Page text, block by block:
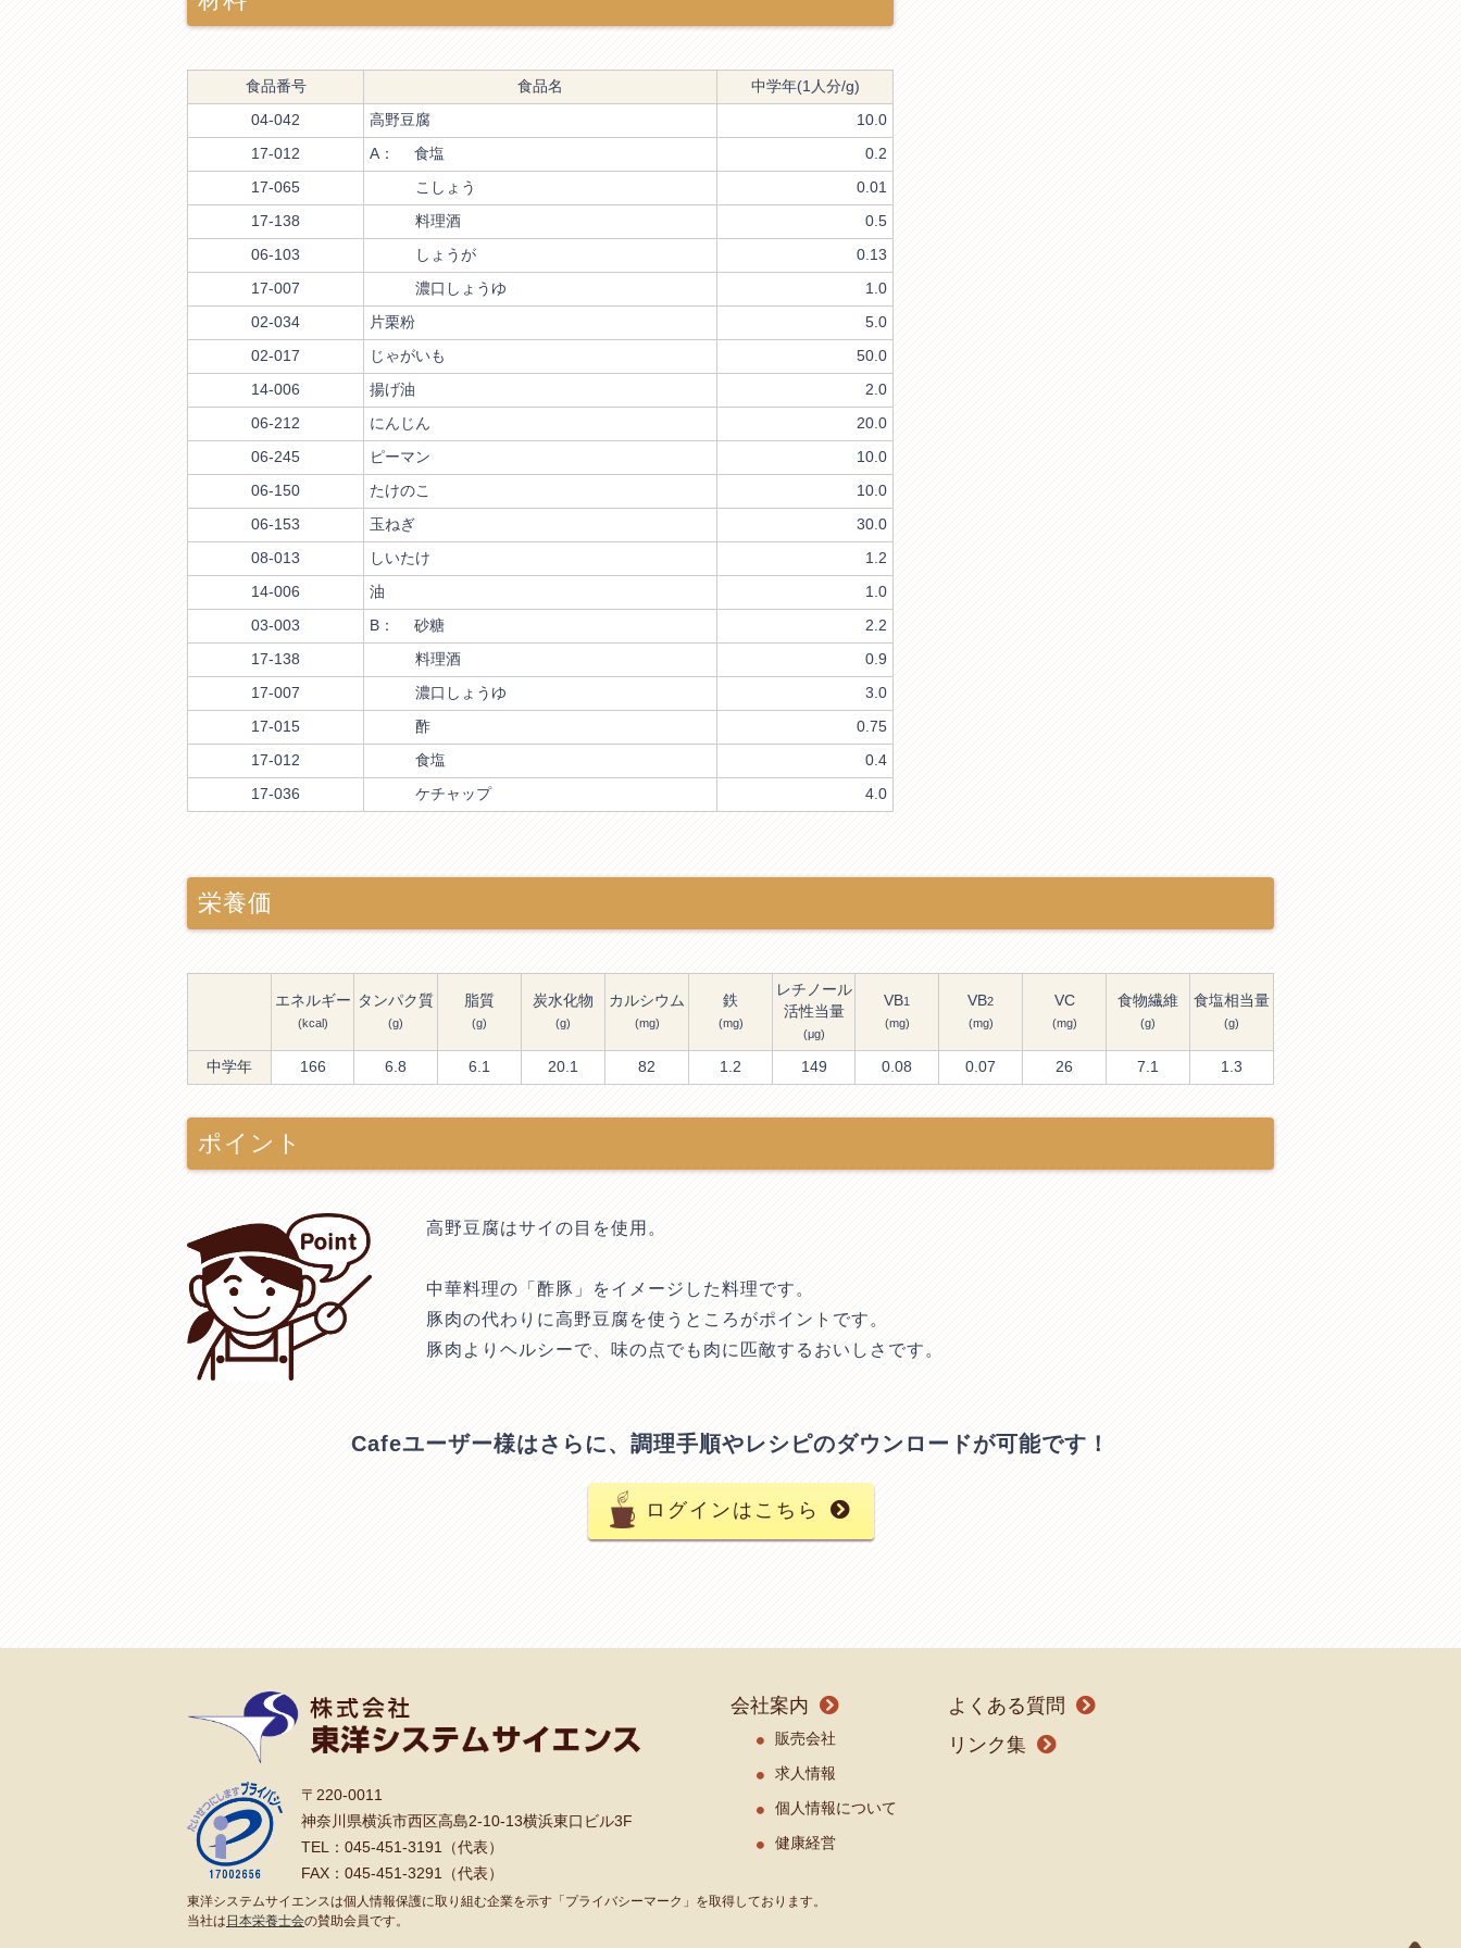
食品番号 食品名 中学年(1人分/g)
04-042 高野豆腐 10.0
17-012 A： 食塩 0.2
17-065 こしょう 0.01
17-138 料理酒 0.5
06-103 しょうが 0.13
17-007 濃口しょうゆ 1.0
02-034 片栗粉 5.0
02-017 じゃがいも 50.0
14-006 揚げ油 2.0
06-212 にんじん 20.0
06-245 ピーマン 10.0
06-150 たけのこ 10.0
06-153 玉ねぎ 30.0
08-013 しいたけ 1.2
14-006 油 1.0
03-003 B： 砂糖 2.2
17-138 料理酒 0.9
17-007 濃口しょうゆ 3.0
17-015 酢 0.75
17-012 食塩 0.4
17-036 ケチャップ 4.0
栄養価
エネルギー
(kcal)
タンパク質
(g)
脂質
(g)
炭水化物
(g)
カルシウム
(mg)
鉄
(mg)
レチノール
活性当量
(μg)
VB1
(mg)
VB2
(mg)
VC
(mg)
食物繊維
(g)
食塩相当量
(g)
中学年 166 6.8 6.1 20.1 82 1.2 149 0.08 0.07 26 7.1 1.3
ポイント
高野豆腐はサイの目を使用。
中華料理の「酢豚」をイメージした料理です。
豚肉の代わりに高野豆腐を使うところがポイントです。
豚肉よりヘルシーで、味の点でも肉に匹敵するおいしさです。
Cafeユーザー様はさらに、調理手順やレシピのダウンロードが可能です！
ログインはこちら
〒220-0011
神奈川県横浜市西区高島2-10-13横浜東口ビル3F
TEL：045-451-3191（代表）
FAX：045-451-3291（代表）
会社案内
販売会社
求人情報
個人情報について
健康経営
よくある質問
リンク集
東洋システムサイエンスは個人情報保護に取り組む企業を示す「プライバシーマーク」を取得しております。
当社は 日本栄養士会の賛助会員です。